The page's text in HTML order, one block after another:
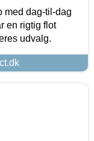
med dag-til-dag
en rigtig flot
udvalg.